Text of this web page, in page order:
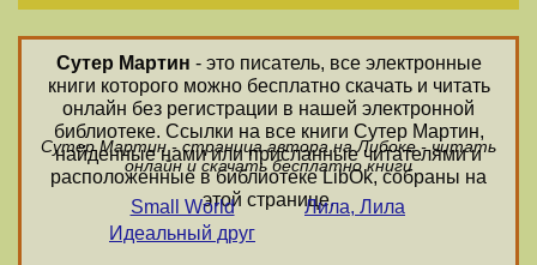
Сутер Мартин - это писатель, все электронные
книги которого можно бесплатно скачать и читать
онлайн без регистрации в нашей электронной
библиотеке. Ссылки на все книги Сутер Мартин,
найденные нами или присланные читателями и
расположенные в библиотеке LibOk, собраны на
этой странице.
Сутер Мартин - страница автора на Либоке - читать
онлайн и скачать бесплатно книги
Small World
Идеальный друг
Лила, Лила